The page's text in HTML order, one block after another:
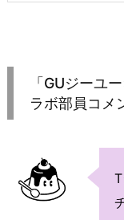
「GUジーユ
ラボ部員コメ